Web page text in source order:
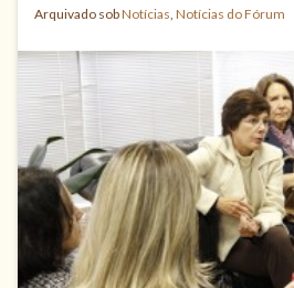
Arquivado sobNotícias, Notícias do Fórum